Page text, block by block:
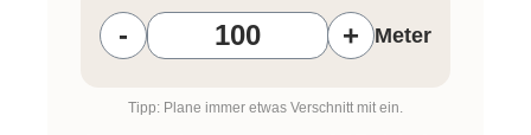
- + Meter
Tipp: Plane immer etwas Verschnitt mit ein.